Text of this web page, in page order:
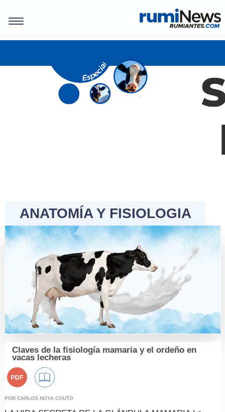
REVISTAS
ANATOMÍA Y FISIOLOGIA
Claves de la fisiología mamaria y el ordeño en
vacas lecheras
POR CARLOS NOYA COUTO